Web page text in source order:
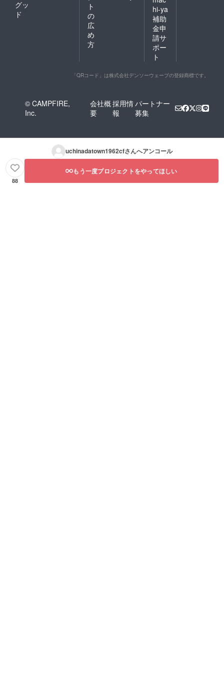
グッ
ド
ト
の
広
め
方
hi-ya
補助
金申
請サ
ポー
ト
「QRコード」は株式会社デンソーウェーブの登録商標です。
© CAMPFIRE,
Inc.
会社概
要
採用情
報
パートナー
募集
uchinadatown1962cfさんへアンコール
88
もう一度プロジェクトをやってほしい